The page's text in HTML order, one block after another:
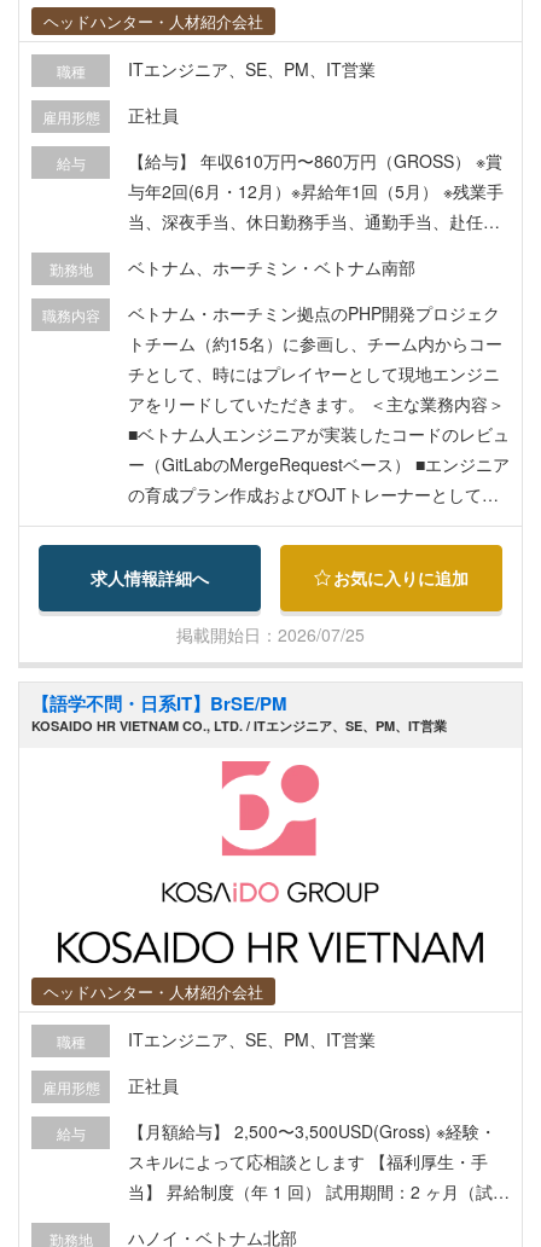
トにも挑戦可能 ・安定した日系IT企業で長期的な
キャリア形成が可能
ヘッドハンター・人材紹介会社
職種 ITエンジニア、SE、PM、IT営業
雇用形態 正社員
給与
【給与】 年収610万円〜860万円（GROSS） ※賞
与年2回(6月・12月）※昇給年1回（5月） ※残業手
当、深夜手当、休日勤務手当、通勤手当、赴任手
D ※給与とは別途支給 【福利厚生】 各社保完備、
交通費支給、海外駐在時の医療保険、 家族手当
（子1人3万円／月、2人 5万円／月、3人以上 6万
円／月を18歳まで支給）、 タイムリーシフト制度
／マンスリーシフト制度（就業時間を前後1時間ま
で30分単位で日／月ごとに変更可 ※例：8時-17
時、8時半-17時半、9時半-18時半、10時-19
時）、 子育て支援制度（入社1年後から使用可
能）、その他就労支援（子供の看護休暇1人につき
5日間※有給とは別途、ベビーシッター補助制度、
バックアップ休暇、社内サークル、社内交流イベ
ント）
勤務地 ベトナム、ホーチミン・ベトナム南部
職務内容
ベトナム・ホーチミン拠点のPHP開発プロジェク
トチーム（約15名）に参画し、チーム内からコー
チとして、時にはプレイヤーとして現地エンジニ
アをリードしていただきます。 ＜主な業務内容＞
■ベトナム人エンジニアが実装したコードのレビュ
ー（GitLabのMergeRequestベース） ■エンジニア
の育成プラン作成およびOJTトレーナーとしての
指導・能力底上げ ■開発プロセスの改善（Agileプ
ラクティスの導入・改善） ■プロダクトに応じた
技術選定・ツール選定 ■プロジェクトにおける自
らのWebアプリケーション開発（PHP等）および
組織支援業務 【組織構成・働く環境】 ■所属部
署： ベトナム開発拠点 開発プロジェクトチーム ■
チーム構成： PHP開発チーム（約15名、マネージ
ャー層を含め年齢層は高めです） ■直属上司： 日
本人責任者または現地マネージャー ■社内言語：
日本語（現地には通訳がいるため、英語やベトナ
ム語のスキルは不問です） 【この求人のポイン
ト】 ・希少な駐在員採用＆手厚い福利厚生 ・開発
組織の変革をリードする裁量権 ・日本本社での研
イム上場グループである日系大手SaaS企業のベト
ナム現地法人です。 ベトナム・ホーチミン拠点
は、日本国内で圧倒的なシェアを誇る自社SaaSプ
ロダクトの開発・成長を支える重要な開発拠点と
トのさらなる機能拡充と成長に伴い、ベトナム開
発拠点におけるPHP開発チームの体制強化が急務
となっています。 本ポジションでは、現地エンジ
ニアの技術力向上と開発プロセスの近代化（Agile
求人情報詳細へ お気に入りに追加
掲載開始日：2026/07/25
【語学不問・日系IT】BrSE/PM
KOSAIDO HR VIETNAM CO., LTD. / ITエンジニア、SE、PM、IT営業
ヘッドハンター・人材紹介会社
職種 ITエンジニア、SE、PM、IT営業
雇用形態 正社員
給与
【月額給与】 2,500〜3,500USD(Gross) ※経験・
スキルによって応相談とします 【福利厚生・手
当】 昇給制度（年 1 回） 試用期間：2 ヶ月（試用
勤務地 ハノイ・ベトナム北部